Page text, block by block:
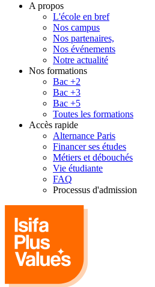
A propos
L'école en bref
Nos campus
Nos partenaires,
Nos événements
Notre actualité
Nos formations
Bac +2
Bac +3
Bac +5
Toutes les formations
Accès rapide
Alternance Paris
Financer ses études
Métiers et débouchés
Vie étudiante
FAQ
Processus d'admission